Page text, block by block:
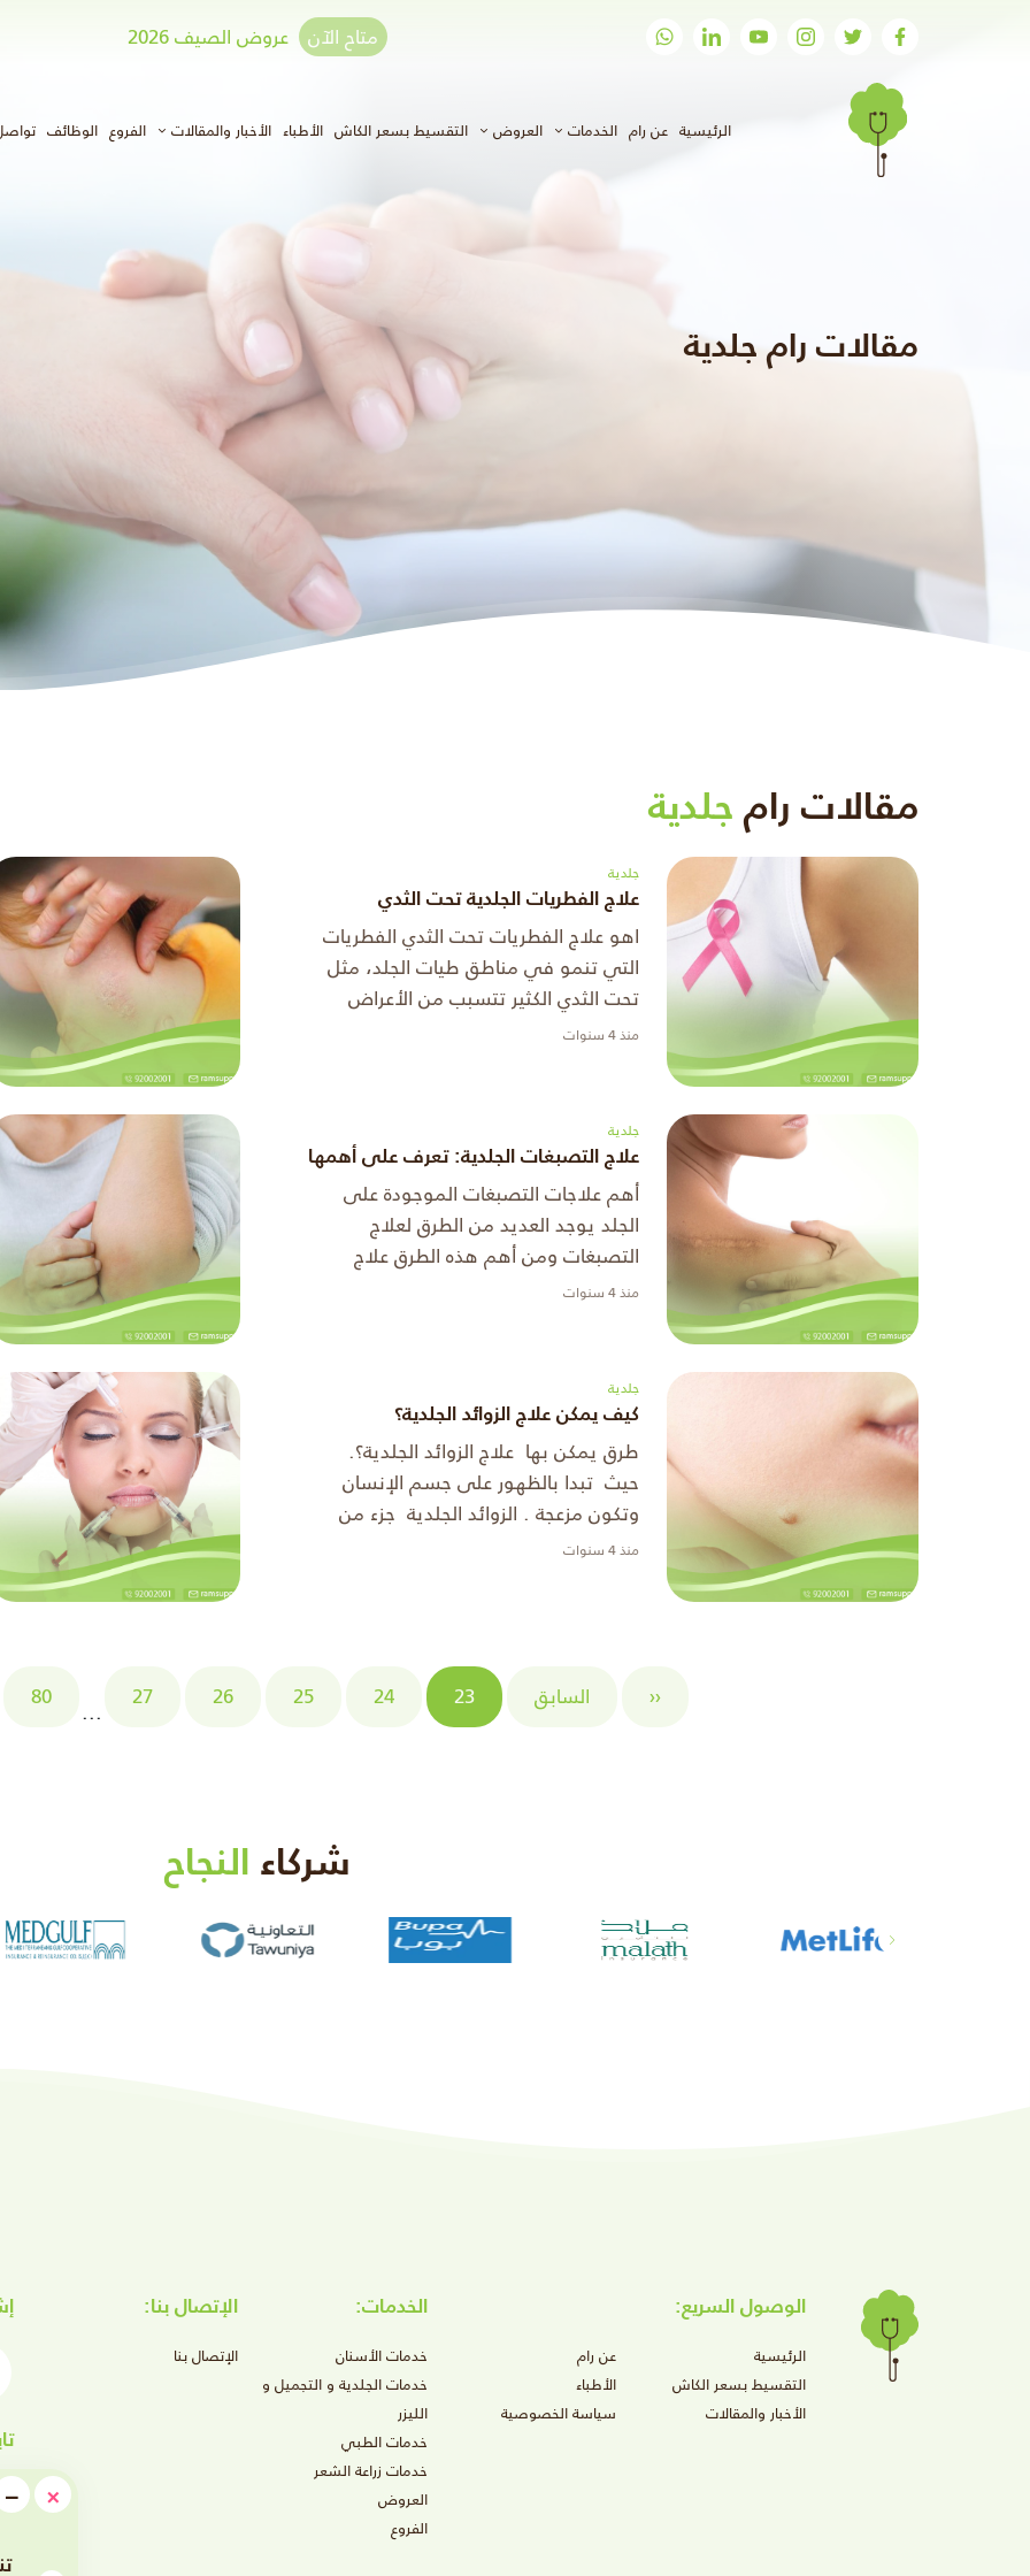
×
−
فروع رام عروض الصيف 2026
متاح الآن عروض الصيف 2026
الرئيسية(الحالي)
عن رام الخدمات العروض التقسيط بسعر الكاش الأطباء الأخبار والمقالات الفروع الوظائف
مقالات رام جلدية
مقالات رامجلدية
جلدية
علاج الفطريات الجلدية تحت الثدي
اهو علاج الفطريات تحت الثدي الفطريات
التي تنمو في مناطق طيات الجلد، مثل
تحت الثدي الكثير تتسبب من الأعراض
الالتهابية وهى : الحكة، وظهور بثور مزعجه
منذ 4 سنوات
جلدية
علاج التصبغات الجلدية: تعرف على أهمها
أهم علاجات التصبغات الموجودة على
الجلد يوجد العديد من الطرق لعلاج
التصبغات ومن أهم هذه الطرق علاج
التصبغات الجلدية طبيًا و تتم من خلال
منذ 4 سنوات
جلدية
كيف يمكن علاج الزوائد الجلدية؟
طرق يمكن بها علاج الزوائد الجلدية؟.
حيث تبدا بالظهور على جسم الإنسان
وتكون مزعجة . الزوائد الجلدية جزء من
النسيج الذي يخرج من جلد الإنسان ويبقى
منذ 4 سنوات
‹‹ السابق 23
24
25
26
27
...
80
شركاء النجاح
الوصول السريع:
الرئيسية
عن رام
التقسيط بسعر الكاش
الأطباء
الأخبار والمقالات
سياسة الخصوصية
الخدمات:
خدمات الأسنان
خدمات الجلدية و التجميل و
الليزر
خدمات الطبي
خدمات زراعة الشعر
العروض
الفروع
الإتصال بنا:
الإتصال بنا